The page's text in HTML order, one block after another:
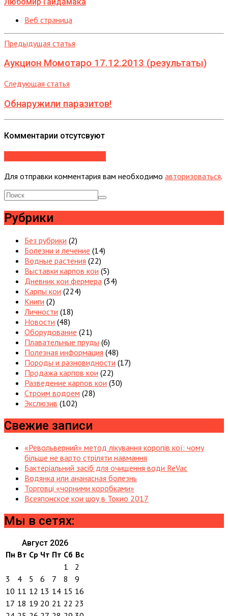
Веб страница
Предыдущая статья
Аукцион Момотаро 17.12.2013 (результаты)
Следующая статья
Обнаружили паразитов!
Комментарии отсутсвуют
Для отправки комментария вам необходимо авторизоваться.
Рубрики
Без рубрики (2)
Болезни и лечение (14)
Водные растения (22)
Выставки карпов кои (5)
Дневник кои фермера (34)
Карпы кои (224)
Книги (2)
Личности (18)
Новости (48)
Оборудование (21)
Плавательные пруды (6)
Полезная информация (48)
Породы и разновидности (17)
Продажа карпов кои (22)
Разведение карпов кои (30)
Строим водоем (28)
Экслюзив (102)
Свежие записи
«Револьверний» метод лікування коропів кої: чому
більше не варто стріляти навмання
Бактеріальний засіб для очищення води ReVac
Водянка или ананасная болезнь
Торговці «чорними коробками»
Всеяпонское кои шоу в Токио 2017
Мы в сетях:
Август 2026
Пн Вт Ср Чт Пт Сб Вс
1
2
3
4 5 6 7 8
9
10 11 12 13 14 15 16
17 18 19 20 21 22 23